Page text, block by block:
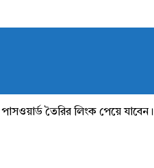
তৈরির লিংক পেয়ে যাবেন।